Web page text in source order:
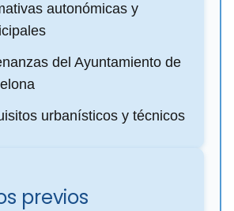
autonómicas y
del Ayuntamiento de
urbanísticos y técnicos
previos